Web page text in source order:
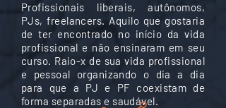
Profissionais liberais, autônomos,
PJs, freelancers. Aquilo que gostaria
de ter encontrado no início da vida
profissional e não ensinaram em seu
curso. Raio-x de sua vida profissional
e pessoal organizando o dia a dia
para que a PJ e PF coexistam de
forma separadas e saudável.